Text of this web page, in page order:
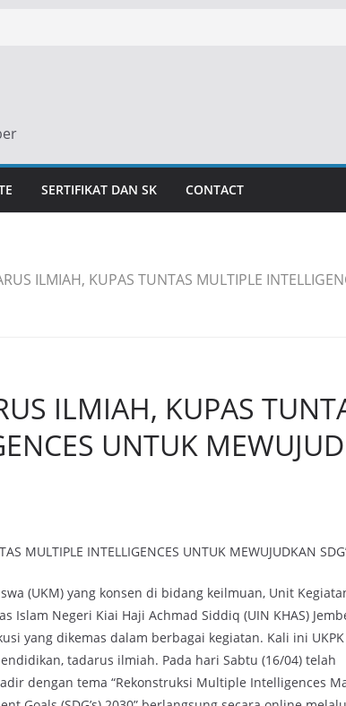
SERTIFIKAT DAN SK CONTACT
ILMIAH, KUPAS TUNTAS MULTIPLE
ILMIAH, KUPAS
UNTUK
MULTIPLE INTELLIGENCES UNTUK MEWUJUDKAN
(UKM) yang konsen di bidang keilmuan, Unit
Islam Negeri Kiai Haji Achmad Siddiq (UIN KHAS)
yang dikemas dalam berbagai kegiatan. Kali ini
tadarus ilmiah. Pada hari Sabtu (16/04) telah
dengan tema “Rekonstruksi Multiple Intelligences